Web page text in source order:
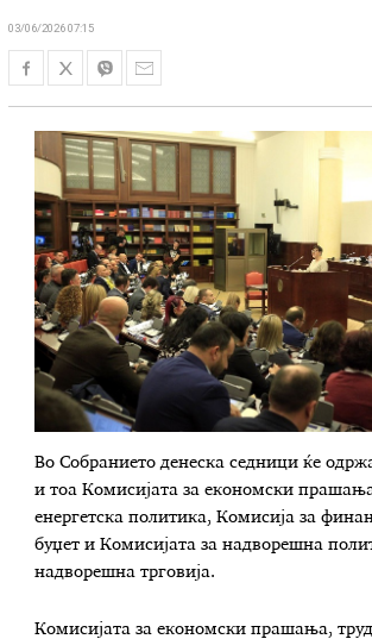
03/06/2026 07:15
Во Собранието денеска седници ќе
и тоа Комисијата за економски
енергетска политика, Комисија за
буџет и Комисијата за надворешна
надворешна трговија.
Комисијата за економски прашања, труд